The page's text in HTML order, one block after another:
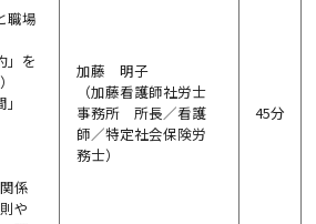
職場
」を
係
や
加藤 明子
（加藤看護師社労士
事務所 所長／看護
師／特定社会保険労
務士）
45分